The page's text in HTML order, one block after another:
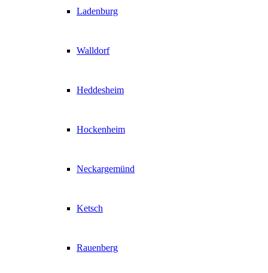
Ladenburg
Walldorf
Heddesheim
Hockenheim
Neckargemünd
Ketsch
Rauenberg